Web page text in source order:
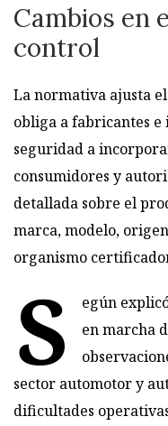
Cambios en
control
La normativa ajusta
obliga a fabricantes
seguridad a
consumidores y
detallada sobre el
marca, modelo,
organismo
S
egún
en marcha
sector automotor y
dificultades